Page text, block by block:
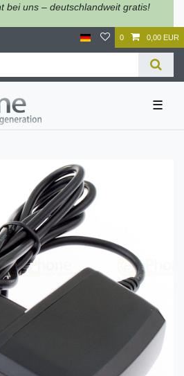
bei uns – deutschlandweit gratis!
0 0,00 EUR
☰